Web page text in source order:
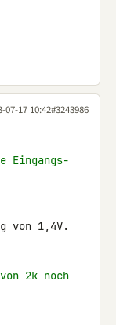
07-17 10:42#3243986
Eingangs-
von 1,4V.
2k noch